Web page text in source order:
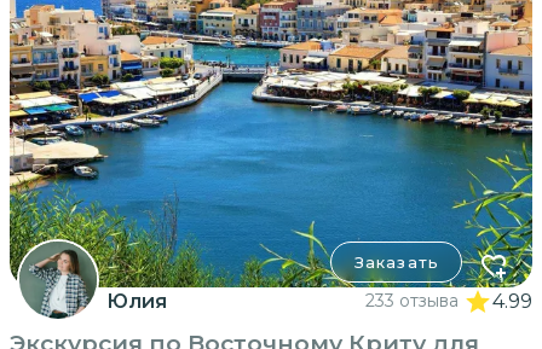
Заказать
Юлия 233 отзыва 4.99